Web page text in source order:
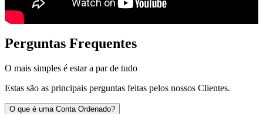
Perguntas Frequentes
O mais simples é estar a par de tudo
Estas são as principais perguntas feitas pelos nossos Clientes.
O que é uma Conta Ordenado?